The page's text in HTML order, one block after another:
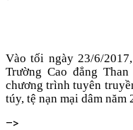
Vào tối ngày 23/6/
Trường Cao đẳng
chương trình tuyên
túy, tệ nạn mại dâm năm
–>